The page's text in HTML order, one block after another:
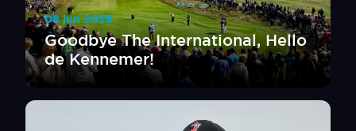
Goodbye The International, Hello
de Kennemer!
08 jun 2026